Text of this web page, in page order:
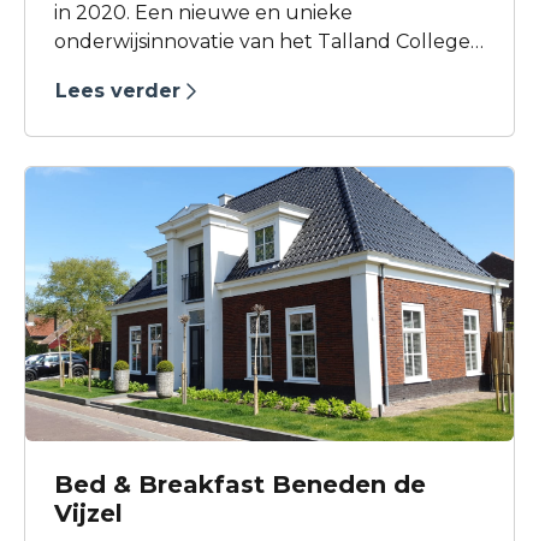
in 2020. Een nieuwe en unieke
onderwijsinnovatie van het Talland College:
elkaar verbonden in dit fieldlab. Bed &
Lees verder
Bed & Breakfast Beneden de
Vijzel